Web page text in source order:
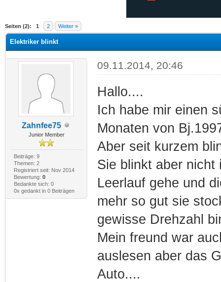
Seiten (2): 1 2 Weiter »
Durchschnitt
Elektriker blinkt
Zahnfee75
Junior Member
Beiträge: 9
Themen: 2
Registriert seit: Nov 2014
Bewertung: 0
Bedankte sich: 0
0x gedankt in 0 Beiträgen
09.11.2014, 20:46
Hallo....
Ich habe mir einen
Monaten von
Aber seit kurzem
Sie blinkt aber nicht
Leerlauf gehe und
mehr so gut sie
gewisse Drehzahl
Mein freund war
auslesen aber das
Auto....